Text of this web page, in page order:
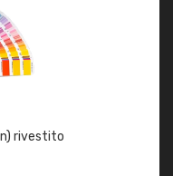
rivestito